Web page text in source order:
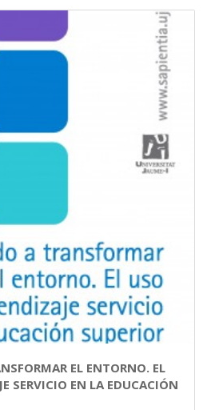
EL ENTORNO. EL
SERVICIO EN LA EDUCACIÓN